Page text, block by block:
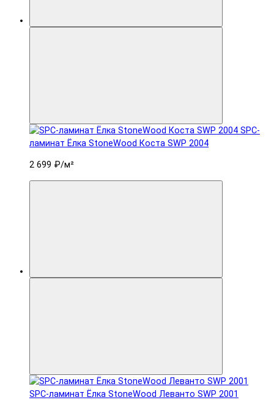
SPC-
ламинат Ëлка StoneWood Коста SWP 2004
2 699 ₽/м²
SPC-ламинат Ëлка StoneWood Леванто SWP 2001